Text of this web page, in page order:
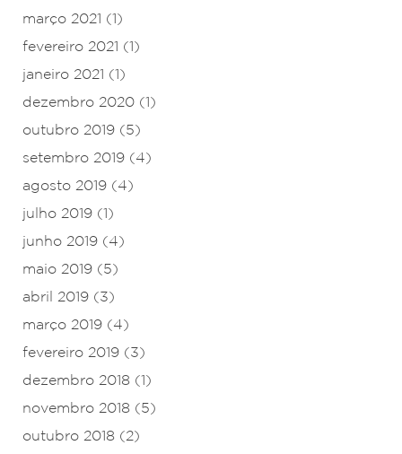
março 2021 (1)
fevereiro 2021 (1)
janeiro 2021 (1)
dezembro 2020 (1)
outubro 2019 (5)
setembro 2019 (4)
agosto 2019 (4)
julho 2019 (1)
junho 2019 (4)
maio 2019 (5)
abril 2019 (3)
março 2019 (4)
fevereiro 2019 (3)
dezembro 2018 (1)
novembro 2018 (5)
outubro 2018 (2)